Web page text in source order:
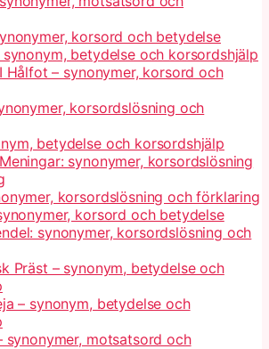
korsord och betydelse
betydelse och korsordshjälp
Hålfot – synonymer, korsord och
korsordslösning och
betydelse och korsordshjälp
synonymer, korsordslösning
korsordslösning och förklaring
korsord och betydelse
synonymer, korsordslösning och
Präst – synonym, betydelse och
– synonym, betydelse och
synonymer, motsatsord och